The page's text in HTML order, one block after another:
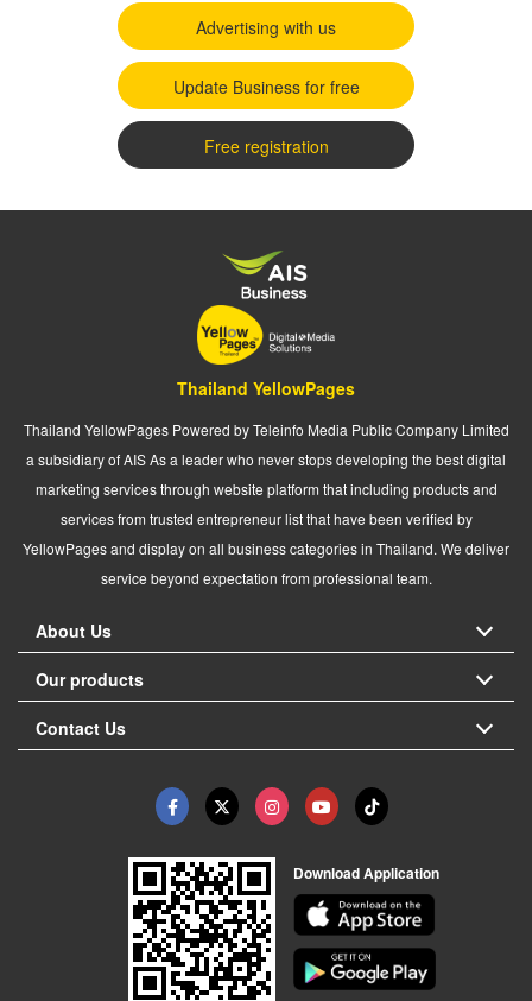
Advertising with us
Update Business for free
Free registration
Thailand YellowPages
Thailand YellowPages Powered by Teleinfo Media Public Company Limited
a subsidiary of AIS As a leader who never stops developing the best digital
marketing services through website platform that including products and
services from trusted entrepreneur list that have been verified by
YellowPages and display on all business categories in Thailand. We deliver
service beyond expectation from professional team.
About Us
Our products
Contact Us
Download Application